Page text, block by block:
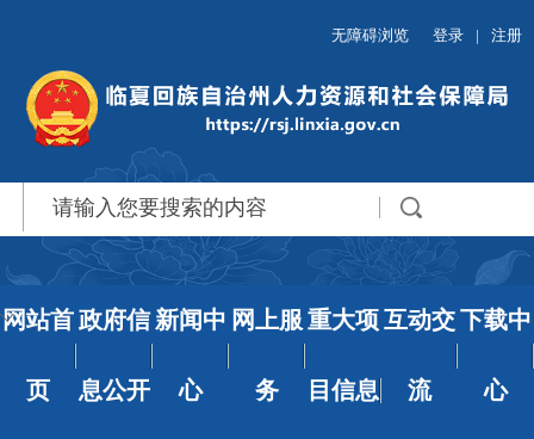
无障碍浏览 登录 | 注册
网站首
页
政府信
息公开
新闻中
心
网上服
务
重大项
目信息
互动交
流
下载中
心